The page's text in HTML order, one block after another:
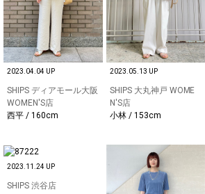
2023.04.04 UP
SHIPS ディアモール大阪
WOMEN'S店
西平 / 160cm
2023.05.13 UP
SHIPS 大丸神戸 WOME
N'S店
小林 / 153cm
2023.11.24 UP
SHIPS 渋谷店